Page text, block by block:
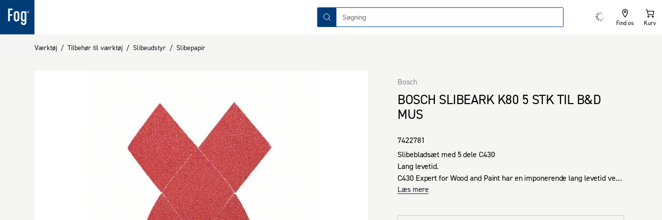
Find os Kurv
Værktøj / Tilbehør til værktøj / Slibeudstyr / Slibepapir
BOSCH SLIBEARK K80 5 STK TIL B&D
MUS
Bosch
7422781
Slibebladsæt med 5 dele C430
Lang levetid.
C430 Expert for Wood and Paint har en imponerende lang levetid ved
slibning i træ, finer og massive overflader.
støvfjernelse og forhindrer tilstopning.
Læs mere